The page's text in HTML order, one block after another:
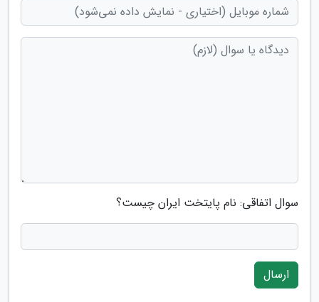
سوال اتفاقی: نام پایتخت ایران چیست؟
ارسال